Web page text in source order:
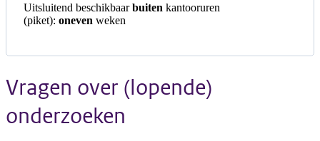
Uitsluitend beschikbaarbuiten kantooruren
(piket): oneven weken
Vragen over (lopende)
onderzoeken